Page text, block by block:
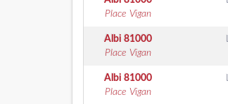
Place Vigan
Albi 81000
Place Vigan
Albi 81000
Place Vigan